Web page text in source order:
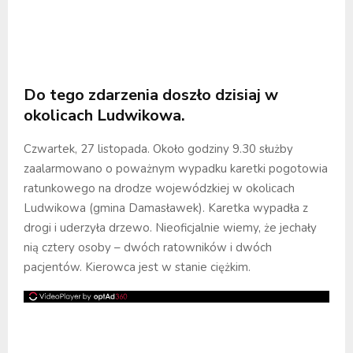
Do tego zdarzenia doszło dzisiaj w
okolicach Ludwikowa.
Czwartek, 27 listopada. Około godziny 9.30 służby
zaalarmowano o poważnym wypadku karetki pogotowia
ratunkowego na drodze wojewódzkiej w okolicach
Ludwikowa (gmina Damasławek). Karetka wypadła z
drogi i uderzyła drzewo. Nieoficjalnie wiemy, że jechały
nią cztery osoby – dwóch ratowników i dwóch
pacjentów. Kierowca jest w stanie ciężkim.